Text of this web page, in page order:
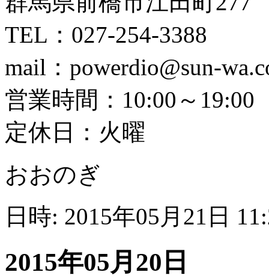
TEL：027-254-3388
mail：powerdio@sun-
営業時間：10:00～19:00
定休日：火曜
おおのぎ
日時: 2015年05月21日
2015年05月20日